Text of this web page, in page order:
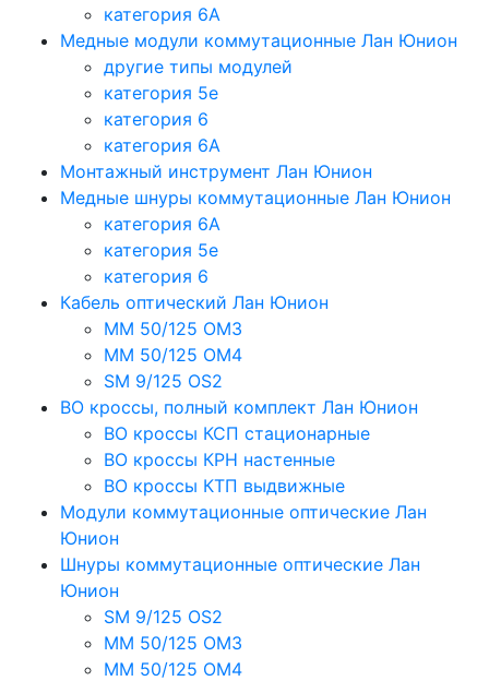
категория 6A
Медные модули коммутационные Лан Юнион
другие типы модулей
категория 5е
категория 6
категория 6A
Монтажный инструмент Лан Юнион
Медные шнуры коммутационные Лан Юнион
категория 6A
категория 5e
категория 6
Кабель оптический Лан Юнион
MM 50/125 OM3
MM 50/125 OM4
SM 9/125 OS2
ВО кроссы, полный комплект Лан Юнион
ВО кроссы КСП стационарные
ВО кроссы КРН настенные
ВО кроссы КТП выдвижные
Модули коммутационные оптические Лан
Юнион
Шнуры коммутационные оптические Лан
Юнион
SM 9/125 OS2
MM 50/125 OM3
MM 50/125 OM4